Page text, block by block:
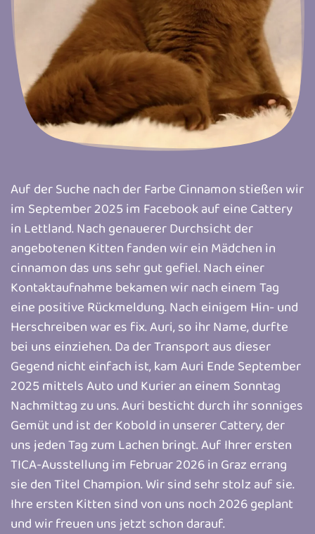
Auf der Suche nach der Farbe Cinnamon stießen wir
im September 2025 im Facebook auf eine Cattery
in Lettland. Nach genauerer Durchsicht der
angebotenen Kitten fanden wir ein Mädchen in
cinnamon das uns sehr gut gefiel. Nach einer
Kontaktaufnahme bekamen wir nach einem Tag
eine positive Rückmeldung. Nach einigem Hin- und
Herschreiben war es fix. Auri, so ihr Name, durfte
bei uns einziehen. Da der Transport aus dieser
Gegend nicht einfach ist, kam Auri Ende September
2025 mittels Auto und Kurier an einem Sonntag
Nachmittag zu uns. Auri besticht durch ihr sonniges
Gemüt und ist der Kobold in unserer Cattery, der
uns jeden Tag zum Lachen bringt. Auf Ihrer ersten
TICA-Ausstellung im Februar 2026 in Graz errang
sie den Titel Champion. Wir sind sehr stolz auf sie.
Ihre ersten Kitten sind von uns noch 2026 geplant
und wir freuen uns jetzt schon darauf.